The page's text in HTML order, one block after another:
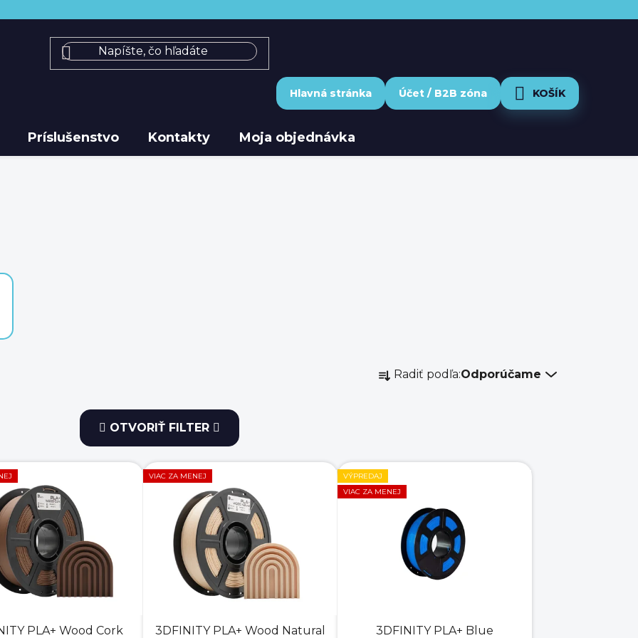
Hlavná stránka NÁKUPNÝ KOŠÍK
Príslušenstvo Kontakty Moja objednávka
a
e
p
o
Radiť podľa:Odporúčame
OTVORIŤ FILTER
PLA+ Wood Cork
VIAC ZA MENEJ
3DFINITY PLA+ Wood Natural
VÝPREDAJ
VIAC ZA MENEJ
3DFINITY PLA+ Blue